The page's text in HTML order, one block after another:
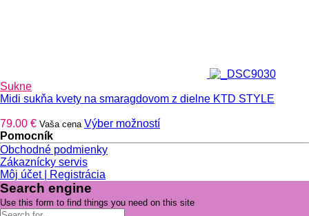
Sukne
Midi sukňa kvety na smaragdovom z dielne KTD STYLE
79.00 € Vaša cena Výber možnostíTento
Možnosti
si
môžete
Pomocník
Obchodné podmienky
Zákaznícky servis
Môj účet | Registrácia
Search engine
Use this form to find things you need on this site